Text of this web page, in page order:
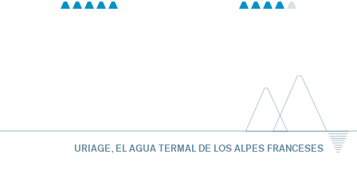
URIAGE, EL AGUA TERMAL DE LOS ALPES FRANCESES